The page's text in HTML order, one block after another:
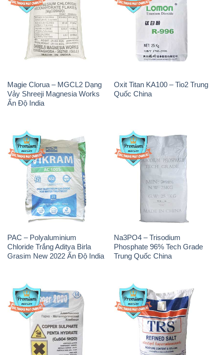
Magie Clorua – MGCL2 Dạng
Vảy Shreeji Magnesia Works
Ấn Độ India
Oxit Titan KA100 – Tio2 Trung
Quốc China
PAC – Polyaluminium
Chloride Trắng Aditya Birla
Grasim New 2022 Ấn Độ India
Na3PO4 – Trisodium
Phosphate 96% Tech Grade
Trung Quốc China